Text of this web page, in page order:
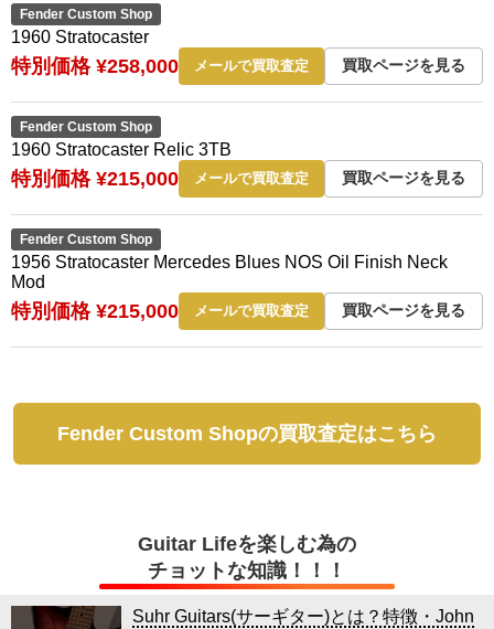
Fender Custom Shop
1960 Stratocaster
特別価格 ¥258,000 メールで買取査定 買取ページを見る
Fender Custom Shop
1960 Stratocaster Relic 3TB
特別価格 ¥215,000 メールで買取査定 買取ページを見る
Fender Custom Shop
1956 Stratocaster Mercedes Blues NOS Oil Finish Neck
Mod
特別価格 ¥215,000 メールで買取査定 買取ページを見る
Fender Custom Shopの買取査定はこちら
Guitar Lifeを楽しむ為の
チョットな知識！！！
Suhr Guitars(サーギター)とは？特徴・John